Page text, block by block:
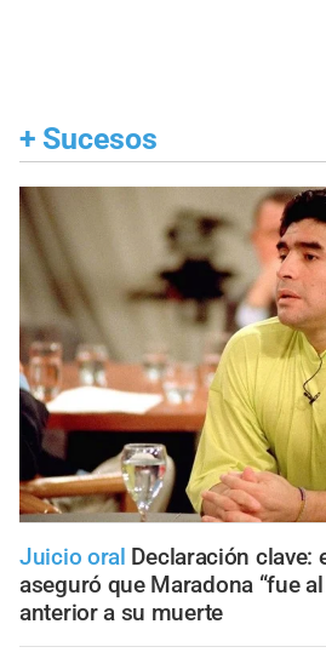
+ Sucesos
Juicio oral Declaración clave:
aseguró que Maradona “fue
anterior a su muerte